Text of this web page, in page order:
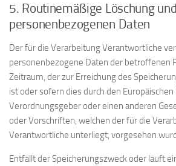
5. Routinemäßige Löschung
personenbezogenen Daten
Der für die Verarbeitung Verantwortliche
personenbezogene Daten der betroffenen
Zeitraum, der zur Erreichung des
ist oder sofern dies durch den
Verordnungsgeber oder einen anderen
oder Vorschriften, welchen der für die
Verantwortliche unterliegt, vorgesehen
Entfällt der Speicherungszweck oder läuft